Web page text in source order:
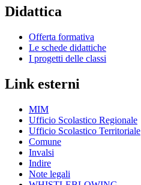
Didattica
Offerta formativa
Le schede didattiche
I progetti delle classi
Link esterni
MIM
Ufficio Scolastico Regionale
Ufficio Scolastico Territoriale
Comune
Invalsi
Indire
Note legali